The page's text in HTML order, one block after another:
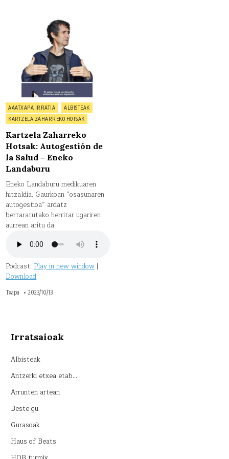
Posted
in
AAATXAPA IRRATIA
ALBISTEAK
KARTZELA ZAHARREKO HOTSAK
Kartzela Zaharreko
Hotsak: Autogestión de
la Salud – Eneko
Landaburu
Eneko Landaburu medikuaren
hitzaldia. Gaurkoan “osasunaren
autogestioa” ardatz
bertaratutako herritar ugariren
aurrean aritu da
Podcast:Play in new window|
Download
Txapa 2023/10/13
Irratsaioak
Albisteak
Antzerki etxea etab…
Arrunten artean
Beste gu
Gurasoak
Haus of Beats